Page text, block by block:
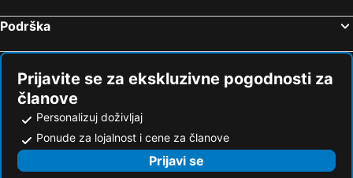
Podrška
Prijavite se za ekskluzivne pogodnosti za
članove
Personalizuj doživljaj
Ponude za lojalnost i cene za članove
Prijavi se